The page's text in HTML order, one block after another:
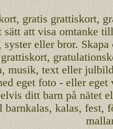
,gratis grattiskort,
sätt att visa omtanke
systerellerbror.
grattiskort,
musik, text eller
eget foto - eller eget
ditt barn på nätet
barnkalas, kalas, fest,